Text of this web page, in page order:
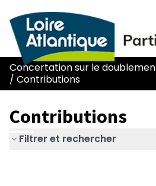
/ Contributions
Contributions
Filtrer et rechercher